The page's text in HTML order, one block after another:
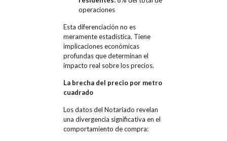
operaciones
Esta diferenciación no es
meramente estadística. Tiene
implicaciones económicas
profundas que determinan el
impacto real sobre los precios.
La brecha del precio por metro
cuadrado
Los datos del Notariado revelan
una divergencia significativa en el
comportamiento de compra: